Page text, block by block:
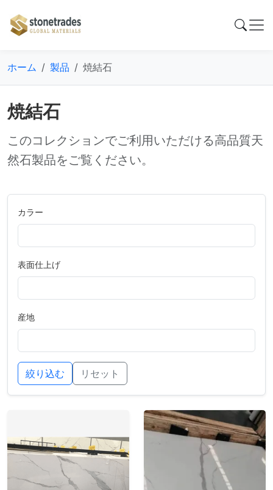
ホーム 製品 焼結石
焼結石
このコレクションでご利用いただける高品質天
然石製品をご覧ください。
カラー
表面仕上げ
産地
絞り込む リセット